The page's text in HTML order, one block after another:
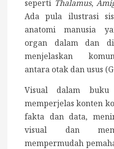
seperti Thalamus,
Ada pula ilustrasi
anatomi manusia
organ dalam dan
menjelaskan
antara otak dan usus
Visual dalam
memperjelas konten
fakta dan data,
visual dan
mempermudah